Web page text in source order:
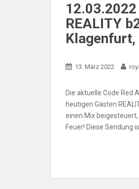
REALITY
Klagenfurt,
13. März 2022
Die aktuelle Code Red
heutigen Gästen
einen Mix
Feuer! Diese Sendung